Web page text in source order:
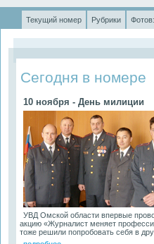
Текущий номер Рубрики
Сегодня в номере
10 ноября - День милиции
УВД Омской области впервые
акцию «Журналист меняет
тоже решили попробовать себя в